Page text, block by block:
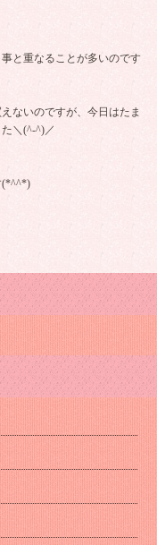
と重なることが多いのです
ないのですが、今日はたま
＼(^-^)／
(*^^*)